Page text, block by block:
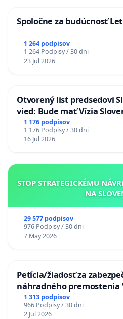
Spoločne za budúcnosť
1 264 podpisov
1 264 Podpisy / 30 dni
23 Jul 2026
Otvorený list predsedovi
vied: Bude mať Vízia
chrbticu?
1 176 podpisov
1 176 Podpisy / 30 dni
16 Jul 2026
STOP STRATEGICKÉMU
NA
29 577 podpisov
976 Podpisy / 30 dni
7 May 2026
Petícia/žiadosť za
náhradného premostenia
uzávery Vážskeho mosta v
1 313 podpisov
966 Podpisy / 30 dni
2 Jul 2026